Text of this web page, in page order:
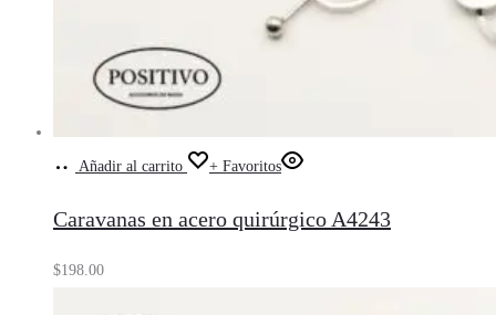
Añadir al carrito + Favoritos
Caravanas en acero quirúrgico A4243
$198.00